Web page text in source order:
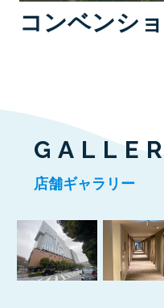
コンベンシ
店舗ギャラリー